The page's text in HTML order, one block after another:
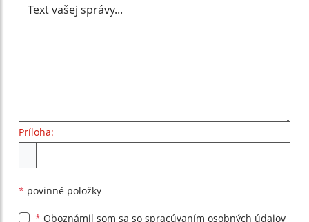
Príloha:
* povinné položky
* Oboznámil som sa so spracúvaním osobných údajov